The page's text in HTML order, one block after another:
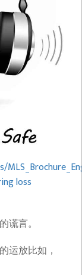
loss​
言。
运放比如，